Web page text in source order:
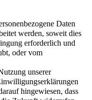
Daten
werden, soweit dies
erforderlich und
oder vom
unserer
hingewiesen, dass